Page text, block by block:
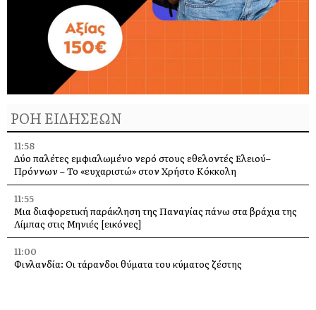
ΡΟΗ ΕΙΔΗΣΕΩΝ
11:58
Δύο παλέτες εμφιαλωμένο νερό στους εθελοντές Ελειού–
Πρόννων – Το «ευχαριστώ» στον Χρήστο Κόκκολη
11:55
Μια διαφορετική παράκληση της Παναγίας πάνω στα βράχια της
Λίμπας στις Μηνιές [εικόνες]
11:00
Φινλανδία: Οι τάρανδοι θύματα του κύματος ζέστης